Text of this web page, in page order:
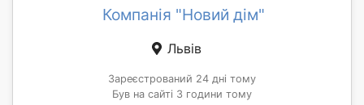
Компанія "Новий дім"
Львів
Зареєстрований 24 дні тому
Був на сайті 3 години тому